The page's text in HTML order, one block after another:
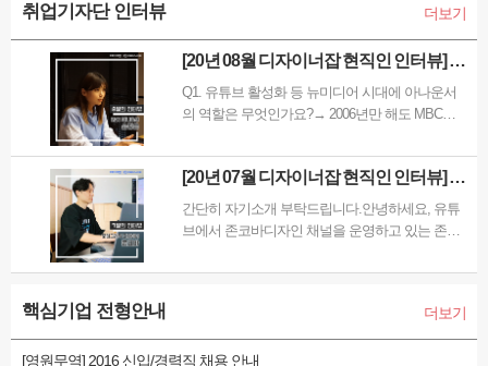
취업기자단 인터뷰 더보기
[20년 08월 디자이너잡 현직인 인터뷰] 아
Q1. 유튜브 활성화 등 뉴미디어 시대에 아나운서
의 역할은 무엇인가요?→ 2006년만 해도 MBC도
하지만 이제는 그런 뉴미디어로 인해서 판도가 뒤
집어졌습니다. 어린 친구들은 유튜브를 더 많이 보
고, 종합편성채널, 케이블의 위력이 점점…
[20년 07월 디자이너잡 현직인 인터뷰] 디
알아보자
간단히 자기소개 부탁드립니다.안녕하세요, 유튜
브에서 존코바디자인 채널을 운영하고 있는 존코
일하고 있습니다. '모션그래픽 디자이너'는 구체적
그대로 ‘움직이는 그래픽’을 만드는 일을 합니다.
예를 들자면, 예…
핵심기업 전형안내 더보기
[영원무역] 2016 신입/경력직 채용 안내